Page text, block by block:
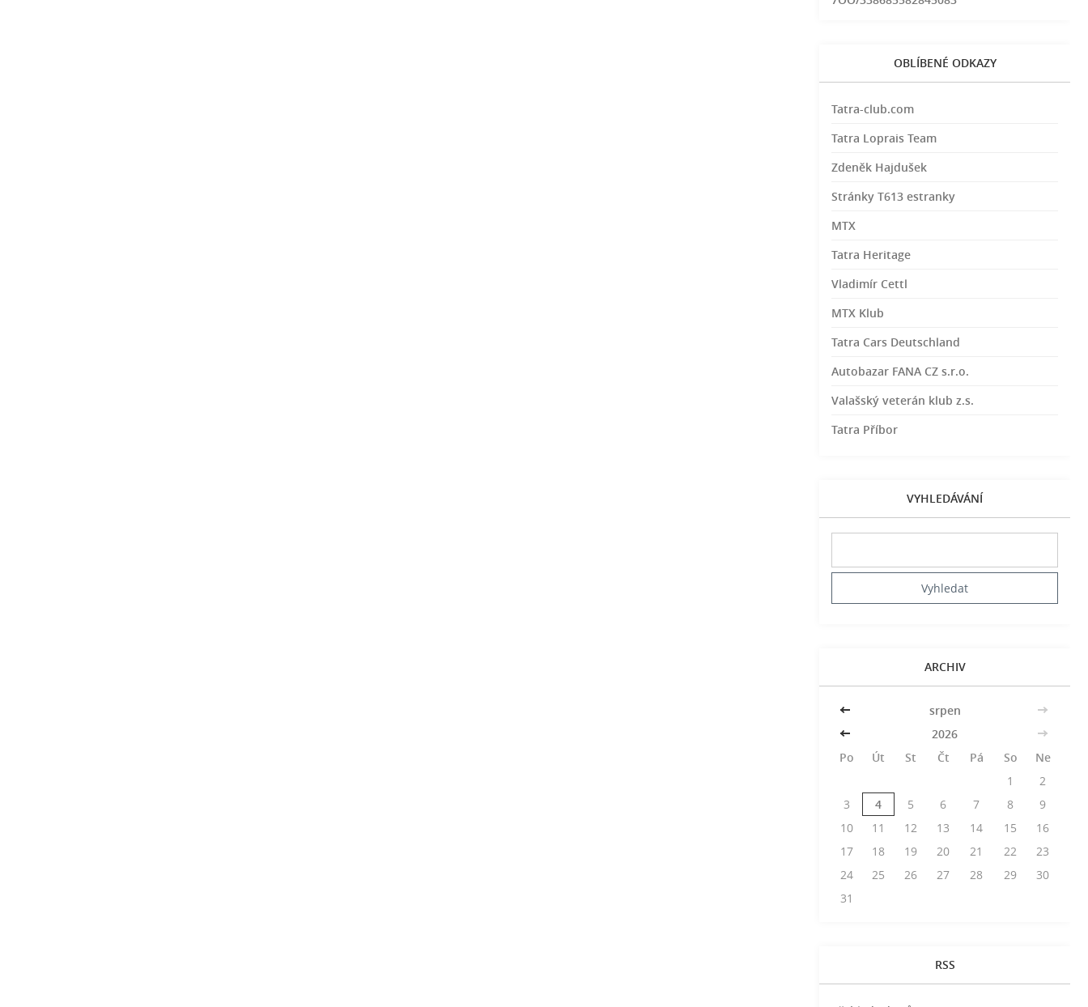
OBLÍBENÉ ODKAZY
Tatra-club.com
Tatra Loprais Team
Zdeněk Hajdušek
Stránky T613 estranky
MTX
Tatra Heritage
Vladimír Cettl
MTX Klub
Tatra Cars Deutschland
Autobazar FANA CZ s.r.o.
Valašský veterán klub z.s.
Tatra Příbor
VYHLEDÁVÁNÍ
ARCHIV
<< srpen
>>
<<
2026
>>
Po
Út St Čt Pá So
Ne
1
2
3
4 5 6 7 8
9
10
11 12 13 14 15
16
17
18 19 20 21 22
23
24
25 26 27 28 29
30
31
RSS